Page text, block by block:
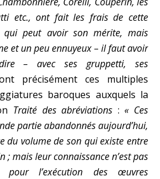
etc., ont fait les frais de cette
qui peut avoir son mérite, mais
et un peu ennuyeux – il faut avoir
– avec ses gruppetti, ses
précisément ces multiples
baroques auxquels la
Traité des abréviations :« Ces
partie abandonnés aujourd’hui,
du volume de son qui existe entre
; mais leur connaissance n’est pas
pour l’exécution des œuvres